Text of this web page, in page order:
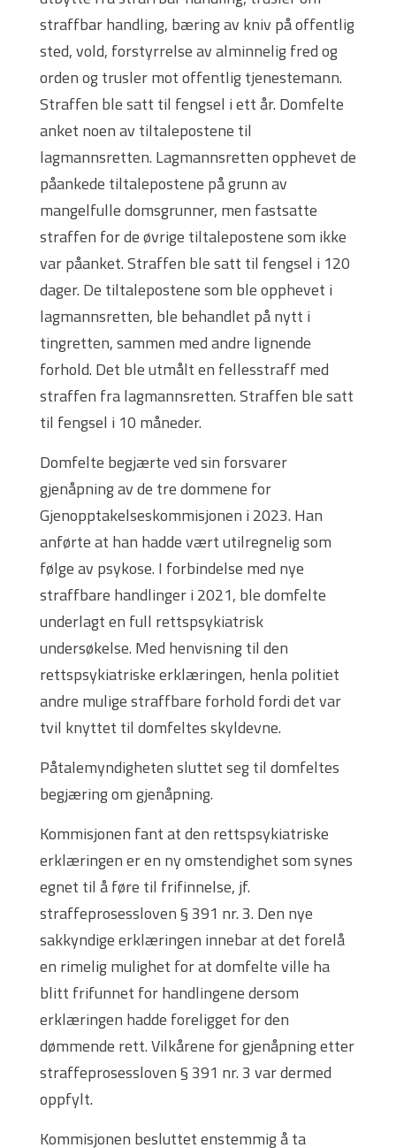
straffbar handling, bæring av kniv på offentlig
sted, vold, forstyrrelse av alminnelig fred og
orden og trusler mot offentlig tjenestemann.
Straffen ble satt til fengsel i ett år. Domfelte
anket noen av tiltalepostene til
lagmannsretten. Lagmannsretten opphevet de
påankede tiltalepostene på grunn av
mangelfulle domsgrunner, men fastsatte
straffen for de øvrige tiltalepostene som ikke
var påanket. Straffen ble satt til fengsel i 120
dager. De tiltalepostene som ble opphevet i
lagmannsretten, ble behandlet på nytt i
tingretten, sammen med andre lignende
forhold. Det ble utmålt en fellesstraff med
straffen fra lagmannsretten. Straffen ble satt
til fengsel i 10 måneder.
Domfelte begjærte ved sin forsvarer
gjenåpning av de tre dommene for
Gjenopptakelseskommisjonen i 2023. Han
anførte at han hadde vært utilregnelig som
følge av psykose. I forbindelse med nye
straffbare handlinger i 2021, ble domfelte
underlagt en full rettspsykiatrisk
undersøkelse. Med henvisning til den
rettspsykiatriske erklæringen, henla politiet
andre mulige straffbare forhold fordi det var
tvil knyttet til domfeltes skyldevne.
Påtalemyndigheten sluttet seg til domfeltes
begjæring om gjenåpning.
Kommisjonen fant at den rettspsykiatriske
erklæringen er en ny omstendighet som synes
egnet til å føre til frifinnelse, jf.
straffeprosessloven § 391 nr. 3. Den nye
sakkyndige erklæringen innebar at det forelå
en rimelig mulighet for at domfelte ville ha
blitt frifunnet for handlingene dersom
erklæringen hadde foreligget for den
dømmende rett. Vilkårene for gjenåpning etter
straffeprosessloven § 391 nr. 3 var dermed
oppfylt.
Kommisjonen besluttet enstemmig å ta